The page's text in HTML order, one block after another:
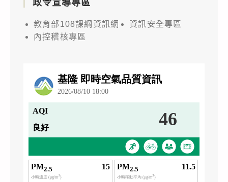
政令宣導專區
教育部108課綱資訊網
資訊安全專區
內控稽核專區